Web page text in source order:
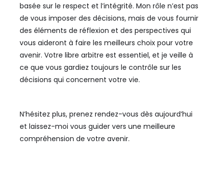
basée sur le respect et l’intégrité. Mon rôle n’est pas
de vous imposer des décisions, mais de vous fournir
des éléments de réflexion et des perspectives qui
vous aideront à faire les meilleurs choix pour votre
avenir. Votre libre arbitre est essentiel, et je veille à
ce que vous gardiez toujours le contrôle sur les
décisions qui concernent votre vie.
N’hésitez plus, prenez rendez-vous dès aujourd’hui
et laissez-moi vous guider vers une meilleure
compréhension de votre avenir.